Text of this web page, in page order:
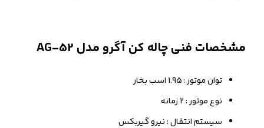
مشخصات فنی چاله کن آگرو مدل AG-52
توان موتور : 1.95 اسب بخار
نوع موتور : 2 زمانه
سیستم انتقال : نیرو گیربکس